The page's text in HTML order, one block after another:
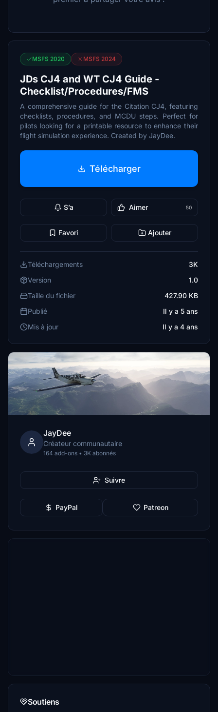
MSFS 2020 MSFS 2024
JDs CJ4 and WT CJ4 Guide -
Checklist/Procedures/FMS
A comprehensive guide for the Citation CJ4, featuring
checklists, procedures, and MCDU steps. Perfect for
pilots looking for a printable resource to enhance their
flight simulation experience. Created by JayDee.
Télécharger
S’a Aimer 50
Favori Ajouter
Téléchargements
3K
Version
1.0
Taille du fichier
427.90 KB
Publié
Il y a 5 ans
Mis à jour
Il y a 4 ans
JayDee
Créateur communautaire
164 add-ons • 3K abonnés
Suivre
PayPal Patreon
Soutiens